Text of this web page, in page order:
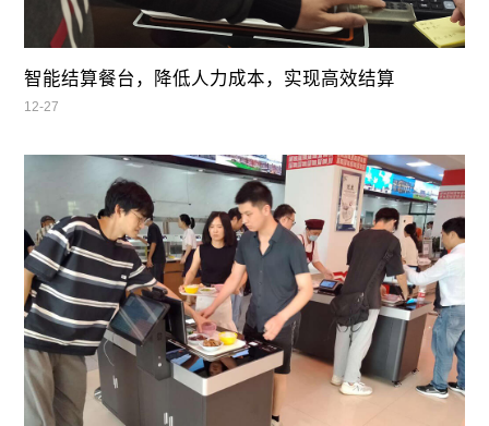
智能结算餐台，降低人力成本，实现高效结算
12-27